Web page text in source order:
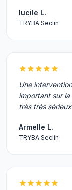
lucile L.
TRYBA Seclin
Une
important sur
très trés
Armelle L.
TRYBA Seclin